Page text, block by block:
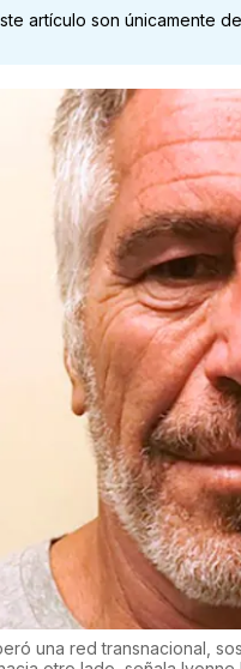
artículo son únicamente
una red transnacional,